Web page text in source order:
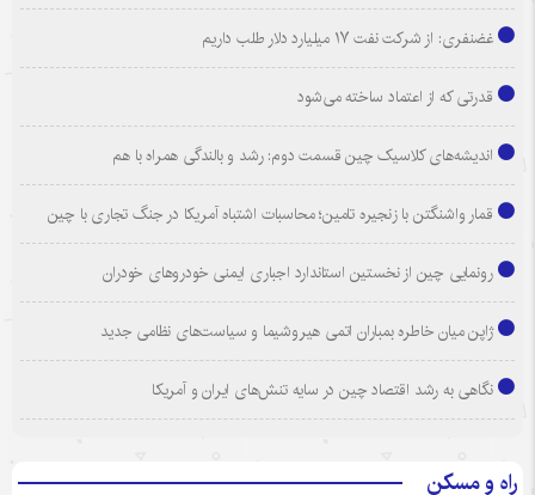
غضنفری: از شرکت نفت ۱۷ میلیارد دلار طلب داریم
قدرتی که از اعتماد ساخته می‌شود
اندیشه‌های کلاسیک چین قسمت دوم: رشد و بالندگی همراه با هم
قمار واشنگتن با زنجیره تامین؛ محاسبات اشتباه آمریکا در جنگ تجاری با چین
رونمایی چین از نخستین استاندارد اجباری ایمنی خودروهای خودران
ژاپن میان خاطره بمباران اتمی هیروشیما و سیاست‌های نظامی جدید
نگاهی به رشد اقتصاد چین در سایه تنش‌های ایران و آمریکا
راه و مسکن